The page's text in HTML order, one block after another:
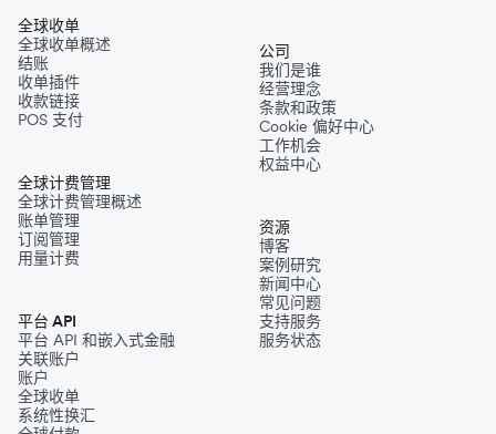
全球收单
全球收单概述
结账
收单插件
收款链接
POS 支付
全球计费管理
全球计费管理概述
账单管理
订阅管理
用量计费
平台 API
平台 API 和嵌入式金融
关联账户
账户
全球收单
系统性换汇
公司
我们是谁
经营理念
条款和政策
Cookie 偏好中心
工作机会
权益中心
资源
博客
案例研究
新闻中心
常见问题
支持服务
服务状态